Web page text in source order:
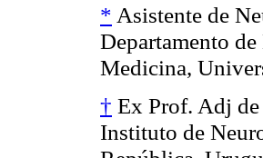
* Asistente de
Departamento
Medicina,
† Ex Prof. Adj
Instituto de